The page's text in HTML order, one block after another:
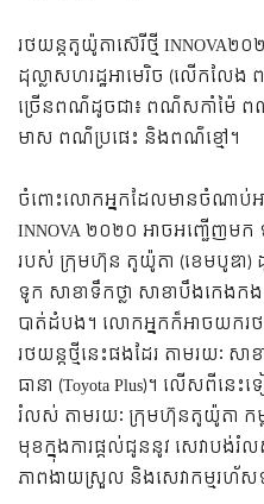
រថយន្តតូយ៉ូតាស៊េរីថ្មី INNOVA២
ដុល្លាសហរដ្ឋអាមេរិច (លើកលែ
ច្រើនពណ៌ដូចជា៖ ​ពណ៌សកាំម៉ៃ
មាស ពណ៌ប្រផេះ និងពណ៌ខ្មៅ។
ចំពោះលោកអ្នកដែលមានចំណាប់អារ
INNOVA ២០២០ អាចអញ្ជើញម
របស់ ក្រុមហ៊ុន តូយ៉ូតា (ខេមបូឌា)
ទូក សាខាទឹកថ្លា សាខាបឹងកេងកង
បាត់ដំបង។ លោកអ្នកក៏អាចយករ
រថយន្តថ្មីនេះផងដែរ តាមរយៈ
ធានា (Toyota Plus)។ លើសពីនេ
រំលស់ តាមរយៈ ក្រុមហ៊ុនតូយ៉ូតា កម្ពុ
មុខក្នុងការផ្តល់ជូននូវ សេវាបង់
ភាពងាយស្រួល និងសេវាកម្មរហ័ស